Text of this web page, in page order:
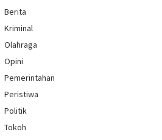
Berita
Kriminal
Olahraga
Opini
Pemerintahan
Peristiwa
Politik
Tokoh